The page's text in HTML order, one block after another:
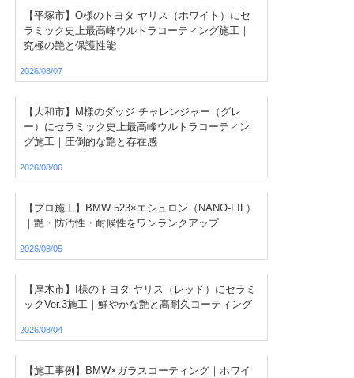
【平塚市】O様のトヨタ ヤリス（ホワイト）にセ
ラミック史上最高峰ウルトラコーティング施工｜
究極の艶と保護性能
2026/08/07
【大和市】M様のダッジ チャレンジャー（グレ
ー）にセラミック史上最高峰ウルトラコーティン
グ施工｜圧倒的な艶と存在感
2026/08/06
【プロ施工】BMW 523×エシュロン（NANO-FIL）
｜艶・防汚性・耐候性をワンランクアップ
2026/08/05
【厚木市】I様のトヨタ ヤリス（レッド）にセラミ
ックVer.3施工｜鮮やかな艶と高耐久コーティング
2026/08/04
【施工事例】BMW×ガラスコーティング｜ホワイ